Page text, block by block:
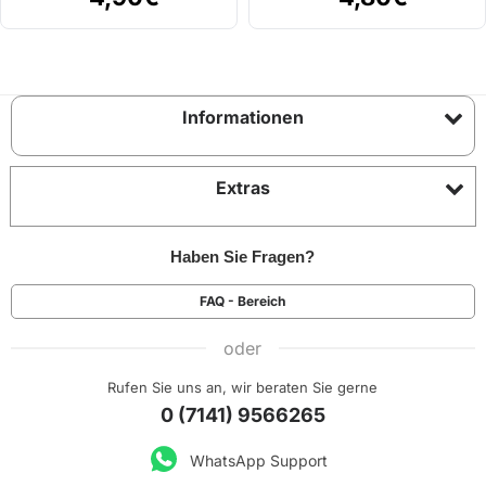
Informationen
Extras
Haben Sie Fragen?
FAQ - Bereich
oder
Rufen Sie uns an, wir beraten Sie gerne
0 (7141) 9566265
WhatsApp Support